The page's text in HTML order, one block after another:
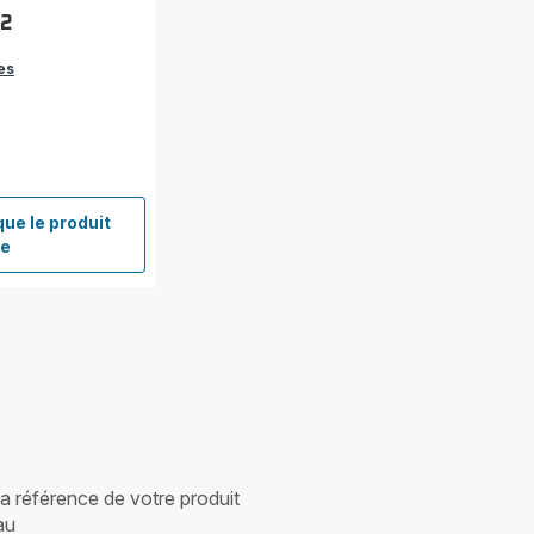
le produit
référence de votre produit